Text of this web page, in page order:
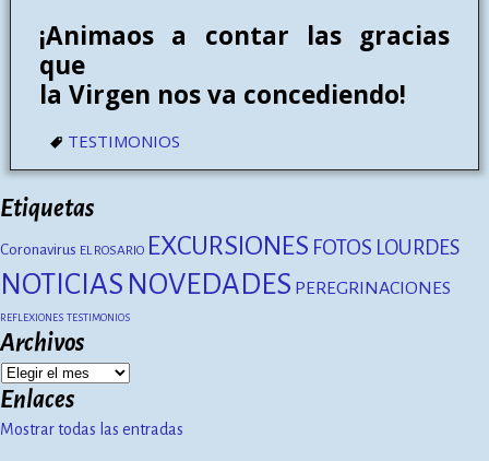
¡Animaos a contar las gracias
que
la Virgen nos va concediendo!
TESTIMONIOS
Etiquetas
Coronavirus EL ROSARIO EXCURSIONES FOTOS LOURDES
NOTICIAS NOVEDADES PEREGRINACIONES
REFLEXIONES TESTIMONIOS
Archivos
Enlaces
Mostrar todas las entradas